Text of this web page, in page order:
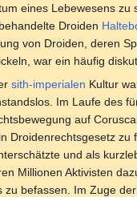
eines Lebewesens
Droiden
von Droiden, deren
war ein häufig
sith-imperialen Kultur
Im Laufe des
auf
Droidenrechtsgesetz zu
und als
Millionen Aktivisten
zu befassen. Im Zuge